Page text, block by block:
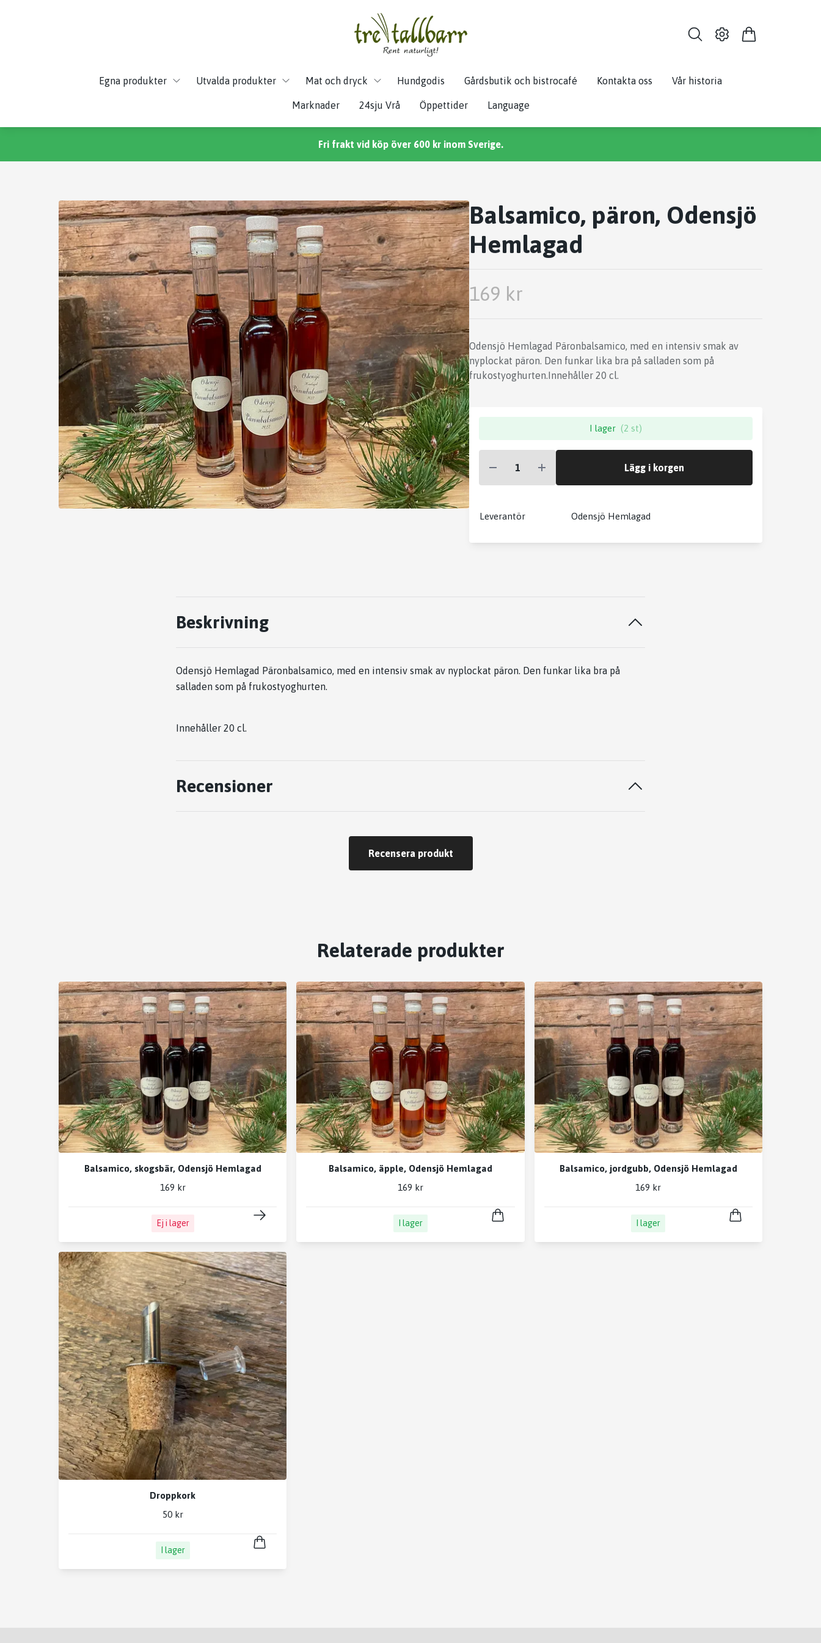
Egna produkter Utvalda produkter Mat och dryck Hundgodis Gårdsbutik och bistrocafé Kontakta oss Vår historia
Marknader 24sju Vrå Öppettider Language
Fri frakt vid köp över 600 kr inom Sverige.
Balsamico, päron, Odensjö
Hemlagad
169 kr
Odensjö Hemlagad Päronbalsamico, med en intensiv smak av
nyplockat päron. Den funkar lika bra på salladen som på
frukostyoghurten.Innehåller 20 cl.
I lager (2 st)
Lägg i korgen
Leverantör Odensjö Hemlagad
Beskrivning
Odensjö Hemlagad Päronbalsamico, med en intensiv smak av nyplockat päron. Den funkar lika bra på
salladen som på frukostyoghurten.
Innehåller 20 cl.
Recensioner
Recensera produkt
Relaterade produkter
Balsamico, skogsbär, Odensjö Hemlagad
169 kr
Ej i lager
Balsamico, äpple, Odensjö Hemlagad
169 kr
I lager
Balsamico, jordgubb, Odensjö Hemlagad
169 kr
I lager
Droppkork
50 kr
I lager